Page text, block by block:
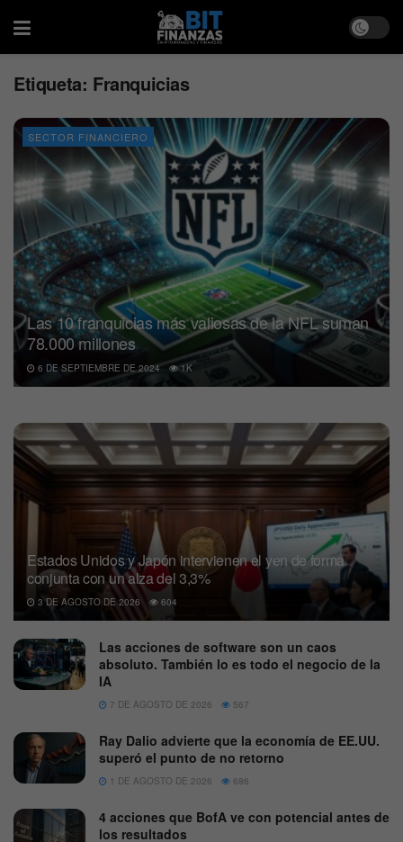
Etiqueta: Franquicias
SECTOR FINANCIERO
Las 10 franquicias más valiosas de la NFL suman
78.000 millones
6 DE SEPTIEMBRE DE 2024 1K
Estados Unidos y Japón intervienen el yen de forma
conjunta con un alza del 3,3%
3 DE AGOSTO DE 2026 604
Las acciones de software son un caos
absoluto. También lo es todo el negocio de la
IA
7 DE AGOSTO DE 2026 567
Ray Dalio advierte que la economía de EE.UU.
superó el punto de no retorno
1 DE AGOSTO DE 2026 686
4 acciones que BofA ve con potencial antes de
los resultados